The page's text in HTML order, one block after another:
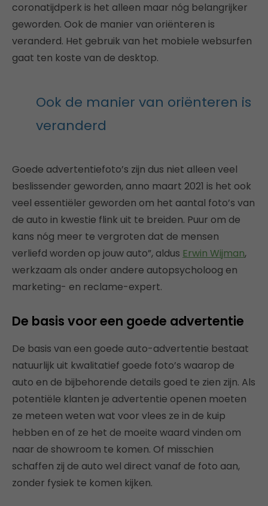
coronatijdperk is het alleen maar nóg belangrijker
geworden. Ook de manier van oriënteren is
veranderd. Het gebruik van het mobiele websurfen
gaat ten koste van de desktop.
Ook de manier van oriënteren is
veranderd
Goede advertentiefoto’s zijn dus niet alleen veel
beslissender geworden, anno maart 2021 is het ook
veel essentiëler geworden om het aantal foto’s van
de auto in kwestie flink uit te breiden. Puur om de
kans nóg meer te vergroten dat de mensen
verliefd worden op jouw auto”, aldus Erwin Wijman,
werkzaam als onder andere autopsycholoog en
marketing- en reclame-expert.
De basis voor een goede advertentie
De basis van een goede auto-advertentie bestaat
natuurlijk uit kwalitatief goede foto’s waarop de
auto en de bijbehorende details goed te zien zijn. Als
potentiële klanten je advertentie openen moeten
ze meteen weten wat voor vlees ze in de kuip
hebben en of ze het de moeite waard vinden om
naar de showroom te komen. Of misschien
schaffen zij de auto wel direct vanaf de foto aan,
zonder fysiek te komen kijken.